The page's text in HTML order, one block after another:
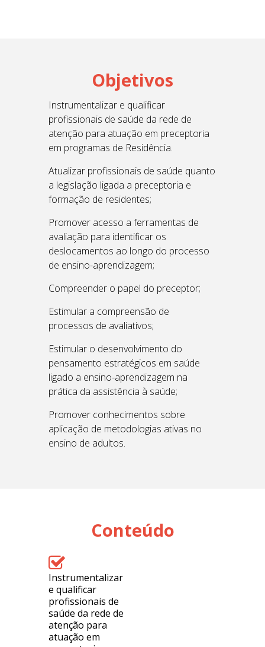
Objetivos
Instrumentalizar e qualificar
profissionais de saúde da rede de
atenção para atuação em preceptoria
em programas de Residência.
Atualizar profissionais de saúde quanto
a legislação ligada a preceptoria e
formação de residentes;
Promover acesso a ferramentas de
avaliação para identificar os
deslocamentos ao longo do processo
de ensino-aprendizagem;
Compreender o papel do preceptor;
Estimular a compreensão de
processos de avaliativos;
Estimular o desenvolvimento do
pensamento estratégicos em saúde
ligado a ensino-aprendizagem na
prática da assistência à saúde;
Promover conhecimentos sobre
aplicação de metodologias ativas no
ensino de adultos.
Conteúdo
Instrumentalizar
e qualificar
profissionais de
saúde da rede de
atenção para
atuação em